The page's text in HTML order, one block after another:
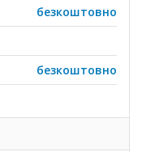
безкоштовно
безкоштовно